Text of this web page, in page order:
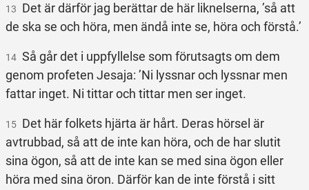
13 Det är därför jag berättar de här liknelserna, ’så att
de ska se och höra, men ändå inte se, höra och förstå.’
14 Så går det i uppfyllelse som förutsagts om dem
genom profeten Jesaja: ’Ni lyssnar och lyssnar men
fattar inget. Ni tittar och tittar men ser inget.
15 Det här folkets hjärta är hårt. Deras hörsel är
avtrubbad, så att de inte kan höra, och de har slutit
sina ögon, så att de inte kan se med sina ögon eller
höra med sina öron. Därför kan de inte förstå i sitt